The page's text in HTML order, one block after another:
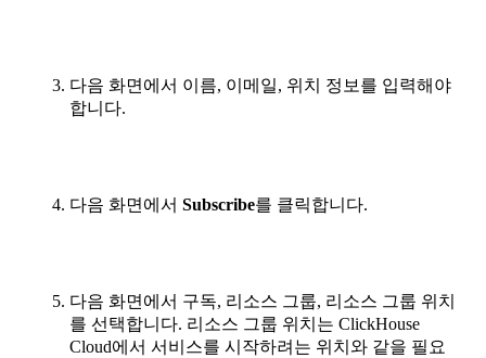
다음 화면에서 이름, 이메일, 위치 정보를 입력해야
합니다.
다음 화면에서 Subscribe를 클릭합니다.
다음 화면에서 구독, 리소스 그룹, 리소스 그룹 위치
를 선택합니다. 리소스 그룹 위치는 ClickHouse
Cloud에서 서비스를 시작하려는 위치와 같을 필요